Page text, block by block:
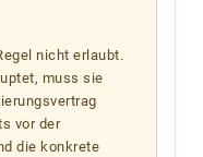
nicht erlaubt.
muss sie
vor der
die konkrete